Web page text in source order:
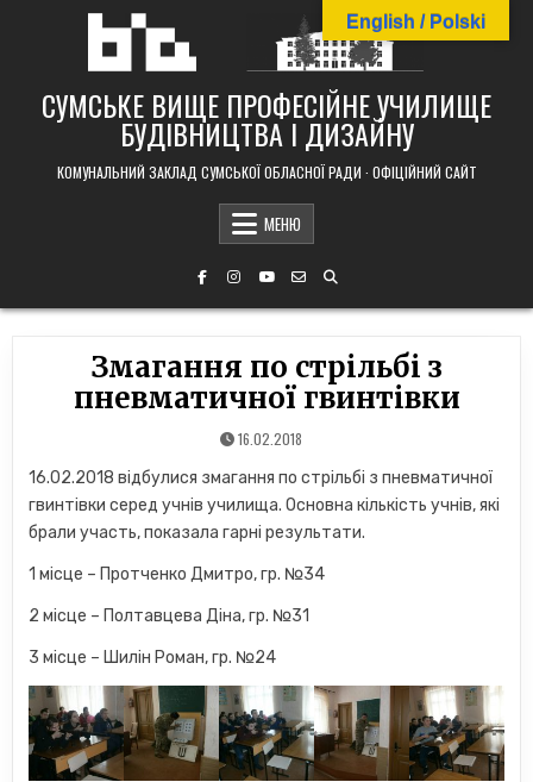
СУМСЬКЕ ВИЩЕ ПРОФЕСІЙНЕ УЧИЛИЩЕ
БУДІВНИЦТВА І ДИЗАЙНУ
КОМУНАЛЬНИЙ ЗАКЛАД СУМСЬКОЇ ОБЛАСНОЇ РАДИ · ОФІЦІЙНИЙ САЙТ
МЕНЮ
Змагання по стрільбі з
пневматичної гвинтівки
16.02.2018
16.02.2018 відбулися змагання по стрільбі з пневматичної
гвинтівки серед учнів училища. Основна кількість учнів, які
брали участь, показала гарні результати.
1 місце – Протченко Дмитро, гр. №34
2 місце – Полтавцева Діна, гр. №31
3 місце – Шилін Роман, гр. №24
English / Polski